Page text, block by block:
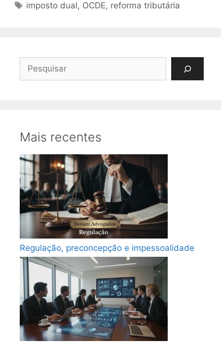
Tags
imposto dual, OCDE, reforma tributária
Pesquisar
Mais recentes
Regulação, preconcepção e impessoalidade